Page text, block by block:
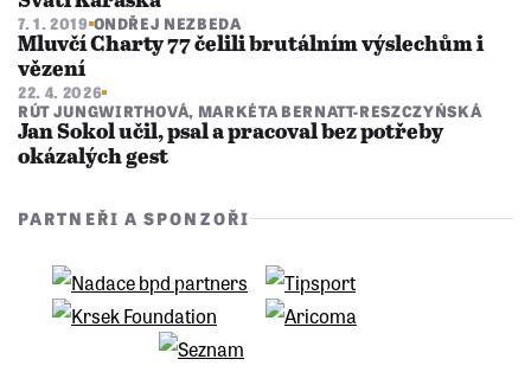
7. 1. 2019 ONDŘEJ NEZBEDA
Mluvčí Charty 77 čelili brutálním výslechům i
vězení
22. 4. 2026
RÚT JUNGWIRTHOVÁ, MARKÉTA BERNATT-RESZCZYŃSKÁ
Jan Sokol učil, psal a pracoval bez potřeby
okázalých gest
PARTNEŘI A SPONZOŘI